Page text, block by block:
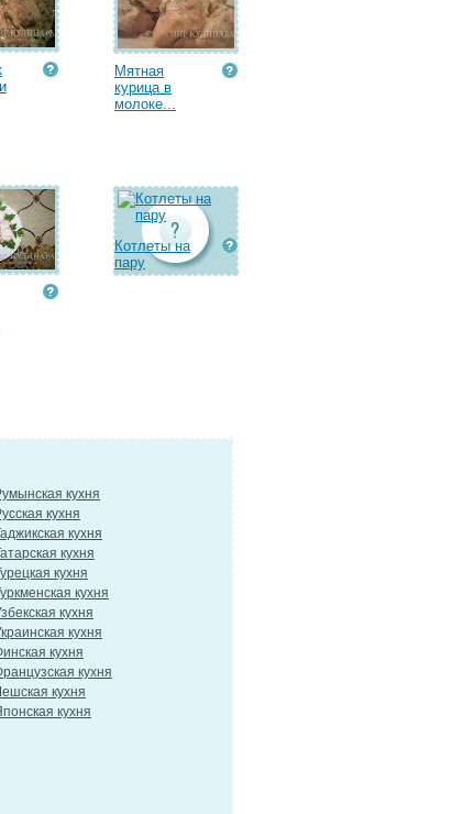
Мятная
курица в
молоке...
Котлеты на
пару
кухня
кухня
кухня
кухня
кухня
кухня
кухня
кухня
кухня
кухня
кухня
кухня